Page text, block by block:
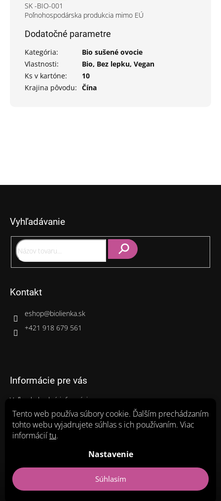
Tento web používa súbory cookie. Ďalším prechádzaním
tohto webu vyjadrujete súhlas s ich používaním. Viac
informáciítu.
Nastavenie
Súhlasím
SK -BIO-001
Poľnohospodárska produkcia mimo EÚ
Dodatočné parametre
Kategória:
Bio sušené ovocie
Vlastnosti:
Bio, Bez lepku, Vegan
Ks v kartóne:
10
Krajina pôvodu: Čína
Vyhľadávanie
Kontakt
eshop@biolienka.sk
+421 918 679 561
Informácie pre vás
Veľkoobchodné informácie
Gastro balenia
Ako nakupovať
Obchodné podmienky
Zásady ochrany osobných údajov a poučenie o cookies